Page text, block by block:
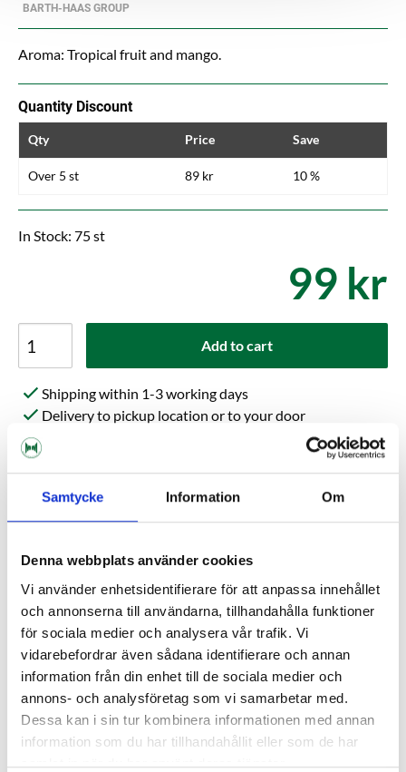
Samtycke Information Om
Denna webbplats använder cookies
Vi använder enhetsidentifierare för att anpassa innehållet
och annonserna till användarna, tillhandahålla funktioner
för sociala medier och analysera vår trafik. Vi
vidarebefordrar även sådana identifierare och annan
information från din enhet till de sociala medier och
annons- och analysföretag som vi samarbetar med.
Dessa kan i sin tur kombinera informationen med annan
information som du har tillhandahållit eller som de har
samlat in när du har använt deras tjänster.
BARTH-HAAS GROUP
Aroma: Tropical fruit and mango.
Quantity Discount
Qty Price Save
Over 5 st 89 kr 10 %
In Stock: 75 st
99 kr
Add to cart
Shipping within 1-3 working days
Delivery to pickup location or to your door
Choose Expressorder in the checkout for extra fast
order processing
Kundrecensioner
Write a review, click HERE!
Description
Specification